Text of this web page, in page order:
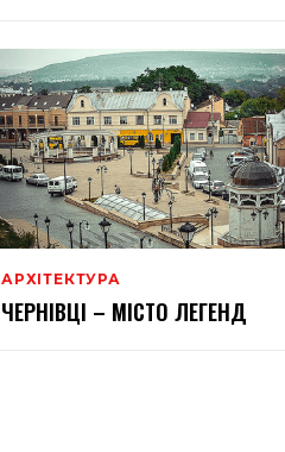
АРХІТЕКТУРА
ЧЕРНІВЦІ – МІСТО ЛЕГЕНД